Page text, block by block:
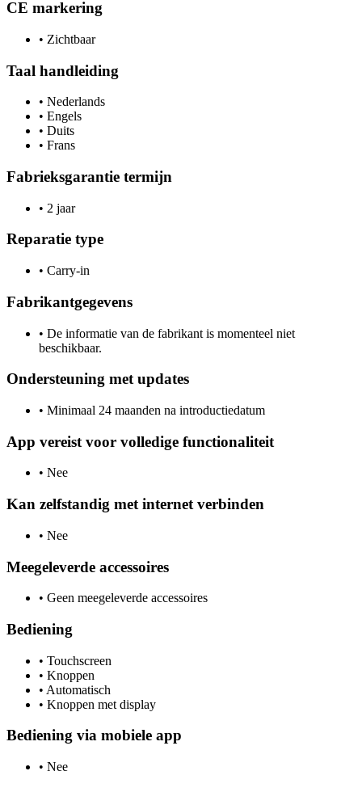
CE markering
• Zichtbaar
Taal handleiding
• Nederlands
• Engels
• Duits
• Frans
Fabrieksgarantie termijn
• 2 jaar
Reparatie type
• Carry-in
Fabrikantgegevens
• De informatie van de fabrikant is momenteel niet
beschikbaar.
Ondersteuning met updates
• Minimaal 24 maanden na introductiedatum
App vereist voor volledige functionaliteit
• Nee
Kan zelfstandig met internet verbinden
• Nee
Meegeleverde accessoires
• Geen meegeleverde accessoires
Bediening
• Touchscreen
• Knoppen
• Automatisch
• Knoppen met display
Bediening via mobiele app
• Nee